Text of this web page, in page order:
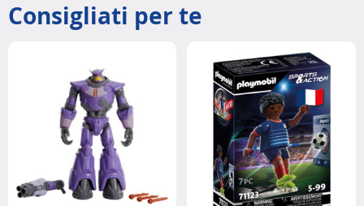
Consigliati per te